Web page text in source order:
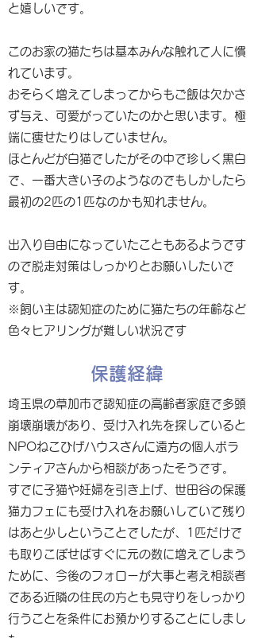
と嬉しいです。
このお家の猫たちは基本みんな触れて人に慣
れています。
おそらく増えてしまってからもご飯は欠かさ
ず与え、可愛がっていたのかと思います。極
端に痩せたりはしていません。
ほとんどが白猫でしたがその中で珍しく黒白
で、一番大きい子のようなのでもしかしたら
最初の2匹の1匹なのかも知れません。
出入り自由になっていたこともあるようです
ので脱走対策はしっかりとお願いしたいで
す。
※飼い主は認知症のために猫たちの年齢など
色々ヒアリングが難しい状況です
保護経緯
埼玉県の草加市で認知症の高齢者家庭で多頭
崩壊崩壊があり、受け入れ先を探していると
NPOねこひげハウスさんに遠方の個人ボラ
ンティアさんから相談があったそうです。
すでに子猫や妊婦を引き上げ、世田谷の保護
猫カフェにも受け入れをお願いしていて残り
はあと少しということでしたが、1匹だけで
も取りこぼせばすぐに元の数に増えてしまう
ために、今後のフォローが大事と考え相談者
である近隣の住民の方とも見守りをしっかり
行うことを条件にお預かりすることにしまし